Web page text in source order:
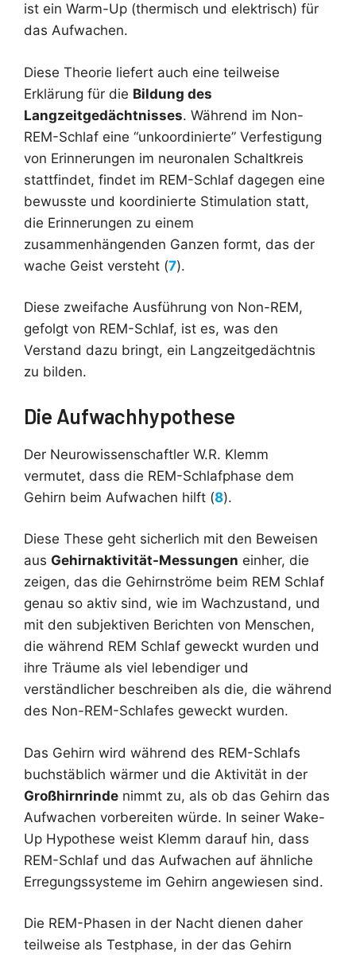
ist ein Warm-Up (thermisch und elektrisch) für
das Aufwachen.
Diese Theorie liefert auch eine teilweise
Erklärung für die Bildung des
Langzeitgedächtnisses. Während im Non-
REM-Schlaf eine “unkoordinierte” Verfestigung
von Erinnerungen im neuronalen Schaltkreis
stattfindet, findet im REM-Schlaf dagegen eine
bewusste und koordinierte Stimulation statt,
die Erinnerungen zu einem
zusammenhängenden Ganzen formt, das der
wache Geist versteht (7).
Diese zweifache Ausführung von Non-REM,
gefolgt von REM-Schlaf, ist es, was den
Verstand dazu bringt, ein Langzeitgedächtnis
zu bilden.
Die Aufwachhypothese
Der Neurowissenschaftler W.R. Klemm
vermutet, dass die REM-Schlafphase dem
Gehirn beim Aufwachen hilft (8).
Diese These geht sicherlich mit den Beweisen
aus Gehirnaktivität-Messungen einher, die
zeigen, das die Gehirnströme beim REM Schlaf
genau so aktiv sind, wie im Wachzustand, und
mit den subjektiven Berichten von Menschen,
die während REM Schlaf geweckt wurden und
ihre Träume als viel lebendiger und
verständlicher beschreiben als die, die während
des Non-REM-Schlafes geweckt wurden.
Das Gehirn wird während des REM-Schlafs
buchstäblich wärmer und die Aktivität in der
Großhirnrinde nimmt zu, als ob das Gehirn das
Aufwachen vorbereiten würde. In seiner Wake-
Up Hypothese weist Klemm darauf hin, dass
REM-Schlaf und das Aufwachen auf ähnliche
Erregungssysteme im Gehirn angewiesen sind.
Die REM-Phasen in der Nacht dienen daher
teilweise als Testphase, in der das Gehirn